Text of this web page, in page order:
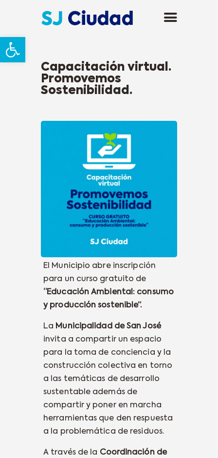
Abrir barra de herramientas
Capacitación virtual.
Promovemos
Sostenibilidad.
El Municipio abre inscripción
para un curso gratuito de
“Educación Ambiental: consumo
y producción sostenible”.
La Municipalidad de San José
invita a compartir un espacio
para la toma de conciencia y la
construcción colectiva en torno
a las temáticas de desarrollo
sustentable además de
compartir y poner en marcha
herramientas que den respuesta
a la problemática de residuos.
A través de la Coordinación de